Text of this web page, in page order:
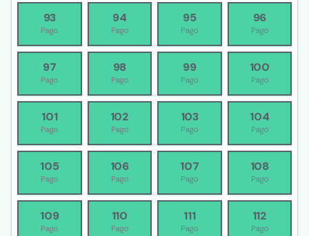
93
Pago
94
Pago
95
Pago
96
Pago
97
Pago
98
Pago
99
Pago
100
Pago
101
Pago
102
Pago
103
Pago
104
Pago
105
Pago
106
Pago
107
Pago
108
Pago
109
Pago
110
Pago
111
Pago
112
Pago